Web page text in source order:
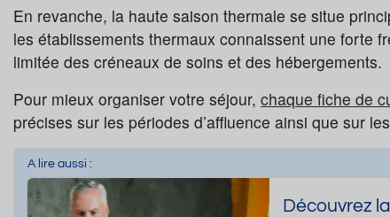
En revanche, la haute saison thermale se situe
les établissements thermaux connaissent une forte
limitée des créneaux de soins et des hébergements.
Pour mieux organiser votre séjour, chaque fiche de
précises sur les périodes d’affluence ainsi que sur
A lire aussi :
Découvrez